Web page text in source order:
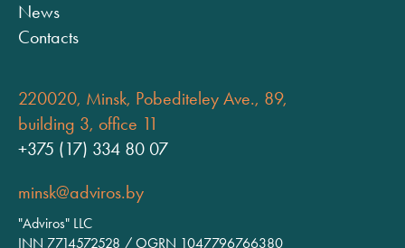
News
Contacts
220020, Minsk, Pobediteley Ave., 89,
building 3, office 11
+375 (17) 334 80 07
minsk@adviros.by
"Adviros" LLC
INN 7714572528 / OGRN 1047796766380